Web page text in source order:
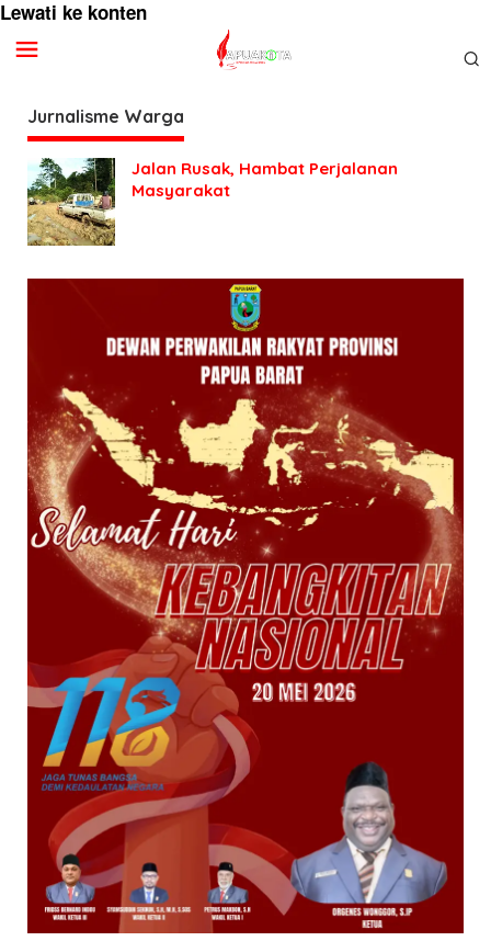
Lewati ke konten
Jurnalisme Warga
Jalan Rusak, Hambat Perjalanan
Masyarakat